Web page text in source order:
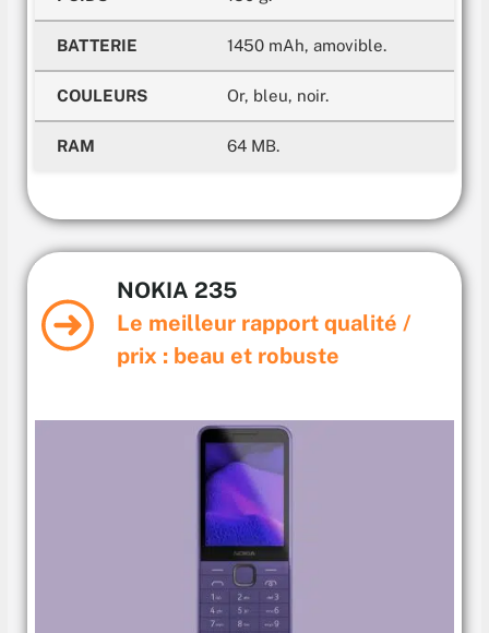
BATTERIE 1450 mAh, amovible.
COULEURS Or, bleu, noir.
RAM 64 MB.
NOKIA 235
Le meilleur rapport qualité /
prix : beau et robuste